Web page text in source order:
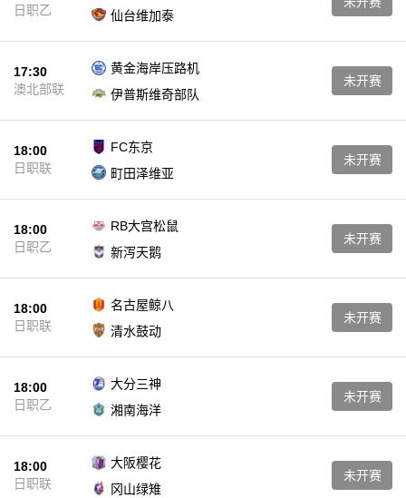
日职乙
仙台维加泰
17:30
澳北部联
黄金海岸压路机
伊普斯维奇部队
未开赛
18:00
日职联
FC东京
町田泽维亚
未开赛
18:00
日职乙
RB大宫松鼠
新泻天鹅
未开赛
18:00
日职联
名古屋鲸八
清水鼓动
未开赛
18:00
日职乙
大分三神
湘南海洋
未开赛
18:00
日职联
大阪樱花
冈山绿雉
未开赛